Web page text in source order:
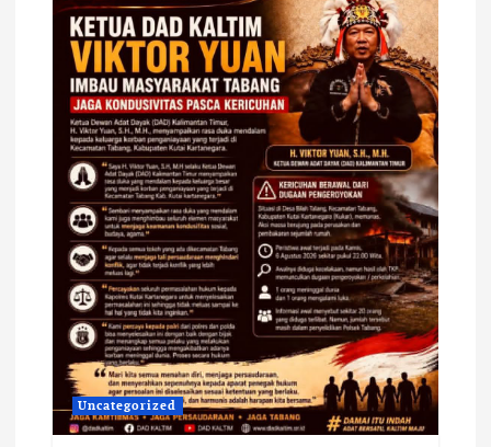
Uncategorized